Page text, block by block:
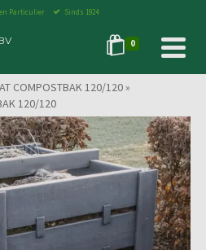
Particulier Sinds 1924
0
COMPOSTBAK 120/120 »
120/120